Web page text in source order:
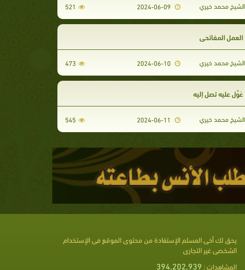
الشيخ محمد خيري 2024-06-09
521
العمل المفاتحي
الشيخ محمد خيري 2024-06-10
473
عَوِّل عليه تصل إليه
الشيخ محمد خيري 545
يحق لك أخى المسلم الإستفادة من محتوى الموقع فى الإستخدام
الشخصى غير التجارى
المشاهدات : 394,202,939